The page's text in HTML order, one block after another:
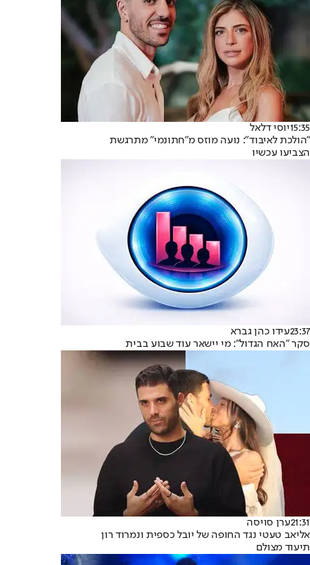
15:35יוסי דלאל
"הולכת לאיבוד": נועה מוזס מ"חתונמי" מתרגשת
הצביעו עכשיו
23:37עידו כהן גברא
סקר "האח הגדול": מי יישאר עוד שבוע בבית
21:31ערן סויסה
אליאב טעטי נגד החופה של יובל כספית ונמרוד רון
תיעוד מצולם